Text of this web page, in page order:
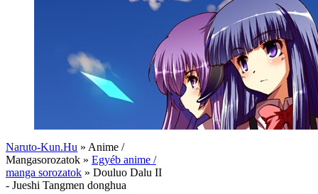
Naruto-Kun.Hu » Anime /
Mangasorozatok » Egyéb anime /
manga sorozatok » Douluo Dalu II
- Jueshi Tangmen donghua